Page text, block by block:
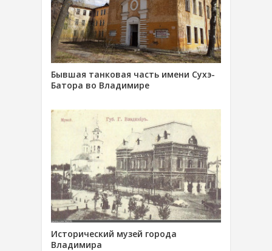
Бывшая танковая часть имени Сухэ-
Батора во Владимире
Исторический музей города
Владимира